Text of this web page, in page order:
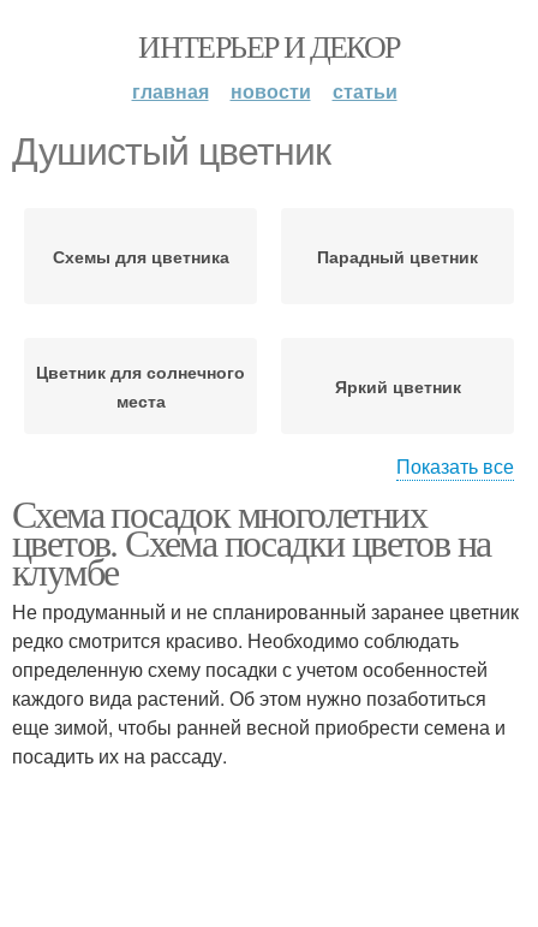
ИНТЕРЬЕР И ДЕКОР
главная новости статьи
Душистый цветник
Схемы для цветника Парадный цветник
Цветник для солнечного
места
Яркий цветник
многолетников
Угловые цветники
Красивый цветник Цветник без хлопот
Показать все
Схема посадок многолетних
цветов. Схема посадки цветов на
клумбе
Не продуманный и не спланированный заранее цветник
редко смотрится красиво. Необходимо соблюдать
определенную схему посадки с учетом особенностей
каждого вида растений. Об этом нужно позаботиться
еще зимой, чтобы ранней весной приобрести семена и
посадить их на рассаду.